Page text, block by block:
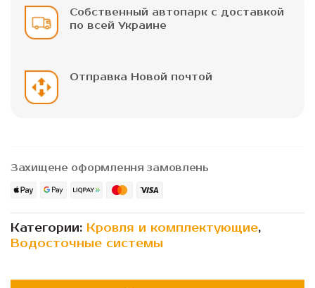
Собственный автопарк с доставкой
по всей Украине
Отправка Новой почтой
Захищене оформлення замовлень
Категории: Кровля и комплектующие,
Водосточные системы